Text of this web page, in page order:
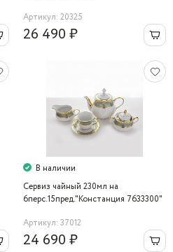
Артикул: 20325
26 490 ₽
В наличии
Сервиз чайный 230мл на
6перс.15пред."Констанция 7633300"
Артикул: 37012
24 690 ₽